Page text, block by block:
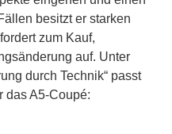
besitzt er starken
zum Kauf,
auf. Unter
durch Technik“ passt
das A5-Coupé: